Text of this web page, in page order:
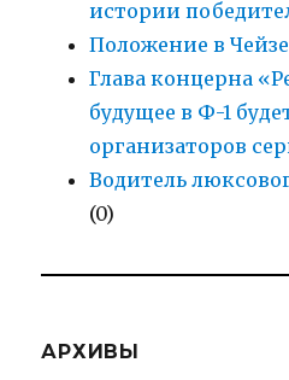
истории
Положение в Чейзе
Глава концерна
будущее в Ф-1
организаторов
Водитель
(0)
АРХИВЫ